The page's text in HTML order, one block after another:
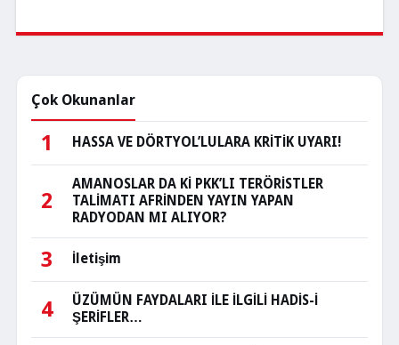
Çok Okunanlar
1 HASSA VE DÖRTYOL’LULARA KRİTİK UYARI!
2
AMANOSLAR DA Kİ PKK’LI TERÖRİSTLER
TALİMATI AFRİNDEN YAYIN YAPAN
RADYODAN MI ALIYOR?
3 İletişim
4
ÜZÜMÜN FAYDALARI İLE İLGİLİ HADİS-İ
ŞERİFLER…